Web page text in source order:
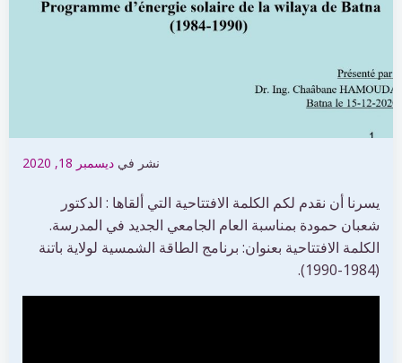
نشر في ديسمبر 18, 2020
يسرنا أن نقدم لكم الكلمة الافتتاحية التي ألقاها : الدكتور
شعبان حمودة بمناسبة العام الجامعي الجديد في المدرسة.
الكلمة الافتتاحية بعنوان: برنامج الطاقة الشمسية لولاية باتنة
(1984-1990).